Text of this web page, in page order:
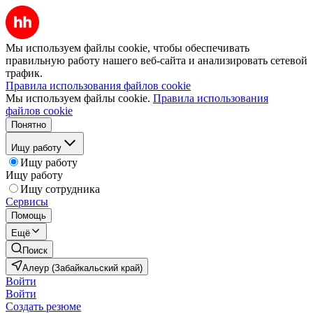
Мы используем файлы cookie, чтобы обеспечивать
правильную работу нашего веб-сайта и анализировать сетевой
трафик.
Правила использования файлов cookie
Мы используем файлы cookie. Правила использования
файлов cookie
Понятно
Ищу работу
Ищу работу
Ищу работу
Ищу сотрудника
Сервисы
Помощь
Ещё
Поиск
Алеур (Забайкальский край)
Войти
Войти
Создать резюме